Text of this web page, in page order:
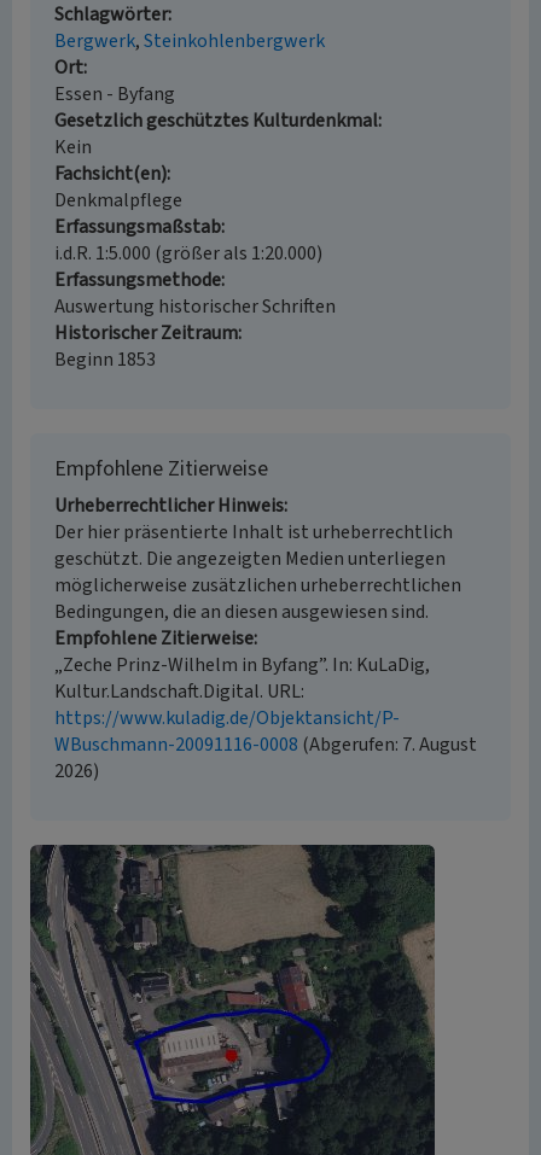
Schlagwörter
Bergwerk Steinkohlenbergwerk
Ort
Essen - Byfang
Gesetzlich geschütztes Kulturdenkmal
Kein
Fachsicht(en)
Denkmalpflege
Erfassungsmaßstab
i.d.R. 1:5.000 (größer als 1:20.000)
Erfassungsmethode
Auswertung historischer Schriften
Historischer Zeitraum
Beginn 1853
Empfohlene Zitierweise
Urheberrechtlicher Hinweis
Der hier präsentierte Inhalt ist urheberrechtlich
geschützt. Die angezeigten Medien unterliegen
möglicherweise zusätzlichen urheberrechtlichen
Bedingungen, die an diesen ausgewiesen sind.
Empfohlene Zitierweise
„Zeche Prinz-Wilhelm in Byfang”. In: KuLaDig,
Kultur.Landschaft.Digital. URL:
https://www.kuladig.de/Objektansicht/P-
WBuschmann-20091116-0008 (Abgerufen: 7. August
2026)